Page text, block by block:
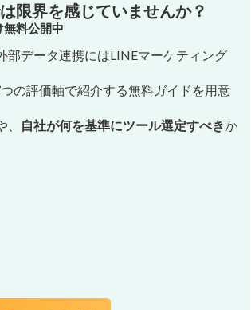
限界を感じていませんか？
無料公開中
データ連携にはLINEマーケティング
の評価軸で紹介する無料ガイドを用意
、 自社が何を基準にツール選定すべきか